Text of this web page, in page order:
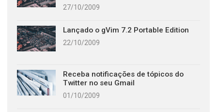
27/10/2009
Lançado o gVim 7.2 Portable Edition
22/10/2009
Receba notificações de tópicos do
Twitter no seu Gmail
01/10/2009